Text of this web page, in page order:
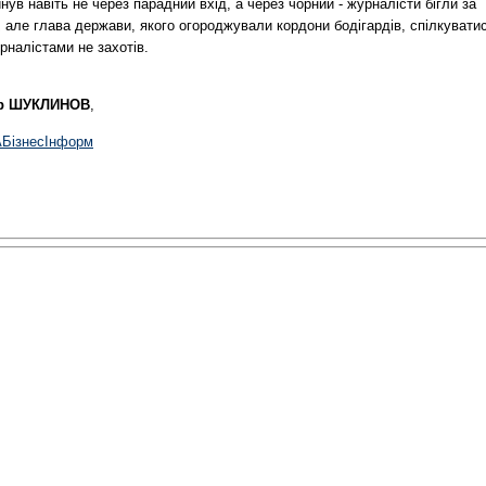
навіть не через парадний вхід, а через чорний - журналісти бігли за
глава держави, якого огороджували кордони бодігардів,
не захотів.
ШУКЛИНОВ,